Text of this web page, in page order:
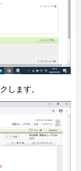
します。